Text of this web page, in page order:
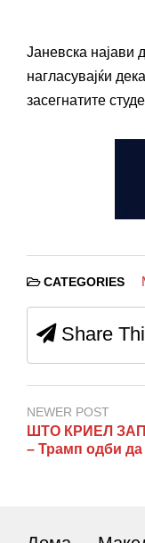
Јаневска најави
нагласувајќи
засегнатите
CATEGORIES
Share
NEWER POST
ШТО КРИЕЛ
– Трамп одби да